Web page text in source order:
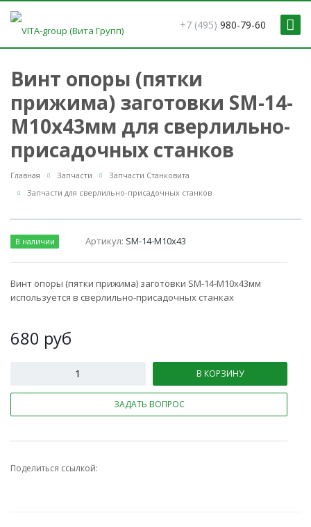
+7 (495) 980-79-60
Винт опоры (пятки
прижима) заготовки SM-14-
M10x43мм для сверлильно-
присадочных станков
Главная Запчасти
Запчасти Станковита
Запчасти для сверлильно-присадочных станков
В наличии Артикул: SM-14-M10x43
Винт опоры (пятки прижима) заготовки SM-14-M10x43мм
используется в сверлильно-присадочных станках
680 руб
В КОРЗИНУ
ЗАДАТЬ ВОПРОС
Поделиться ссылкой: